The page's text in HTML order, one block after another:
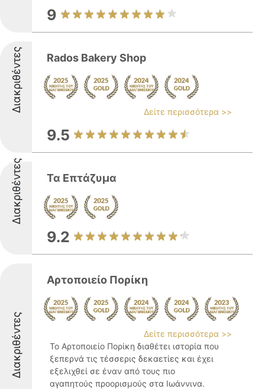
9
Διακριθέντες Rados Bakery Shop
Δείτε περισσότερα >>
9.5
Διακριθέντες Τα Επτάζυμα
9.2
Διακριθέντες
Αρτοποιείο Πορίκη
Δείτε περισσότερα >>
Το Αρτοποιείο Πορίκη διαθέτει ιστορία που
ξεπερνά τις τέσσερις δεκαετίες και έχει
εξελιχθεί σε έναν από τους πιο
αγαπητούς προορισμούς στα Ιωάννινα.